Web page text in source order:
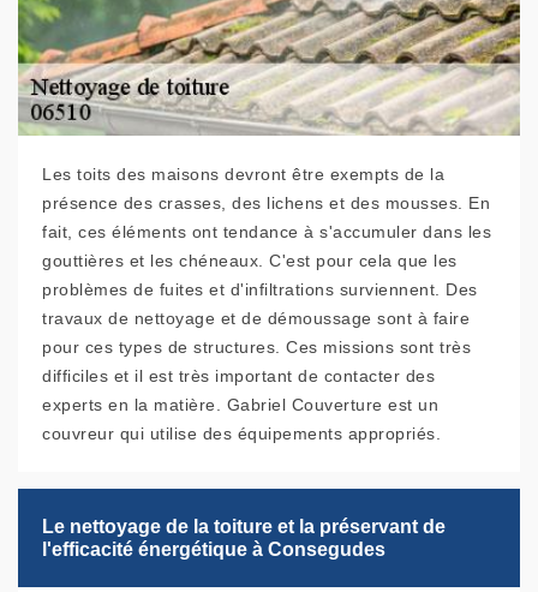
Les toits des maisons devront être exempts de la
présence des crasses, des lichens et des mousses. En
fait, ces éléments ont tendance à s'accumuler dans les
gouttières et les chéneaux. C'est pour cela que les
problèmes de fuites et d'infiltrations surviennent. Des
travaux de nettoyage et de démoussage sont à faire
pour ces types de structures. Ces missions sont très
difficiles et il est très important de contacter des
experts en la matière. Gabriel Couverture est un
couvreur qui utilise des équipements appropriés.
Le nettoyage de la toiture et la préservant de
l'efficacité énergétique à Consegudes